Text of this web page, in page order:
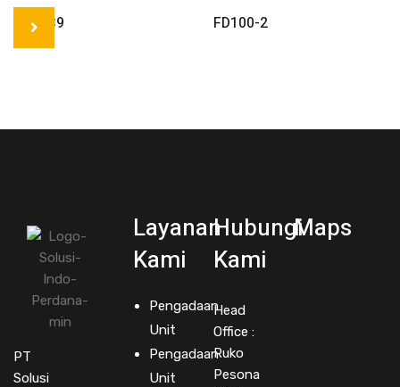
FD40C9 Read More
FD100-2
PT
Solusi
Layanan
Kami
Pengadaan
Unit
Pengadaan
Unit
Hubungi
Kami
Head
Office :
Ruko
Pesona
Maps